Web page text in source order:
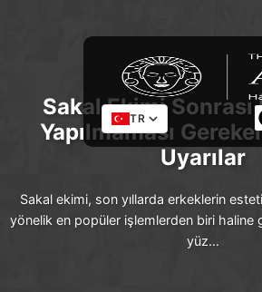
TR
Sakal Ekimi Sonrası
Yapılmaması
Uyarılar
Sakal ekimi, son yıllarda erkeklerin
yönelik en popüler işlemlerden biri haline
yüz…